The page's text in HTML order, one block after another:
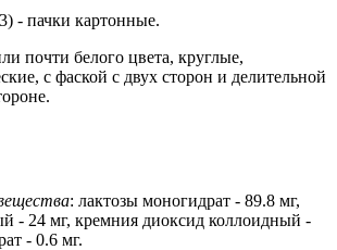
- пачки картонные.
почти белого цвета, круглые,
с фаской с двух сторон и делительной
: лактозы моногидрат - 89.8 мг,
- 24 мг, кремния диоксид коллоидный -
- 0.6 мг.